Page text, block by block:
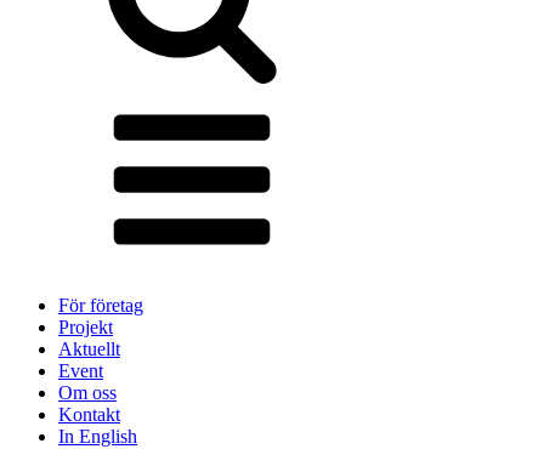
För företag
Projekt
Aktuellt
Event
Om oss
Kontakt
In English